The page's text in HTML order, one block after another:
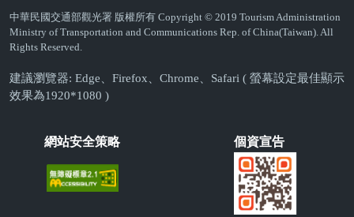
中華民國交通部觀光署 版權所有 Copyright © 2019 Tourism Administration
Ministry of Transportation and Communications Rep. of China(Taiwan). All
Rights Reserved.
建議瀏覽器: Edge、Firefox、Chrome、Safari ( 螢幕設定最佳顯示
效果為1920*1080 )
網站安全策略 個資宣告